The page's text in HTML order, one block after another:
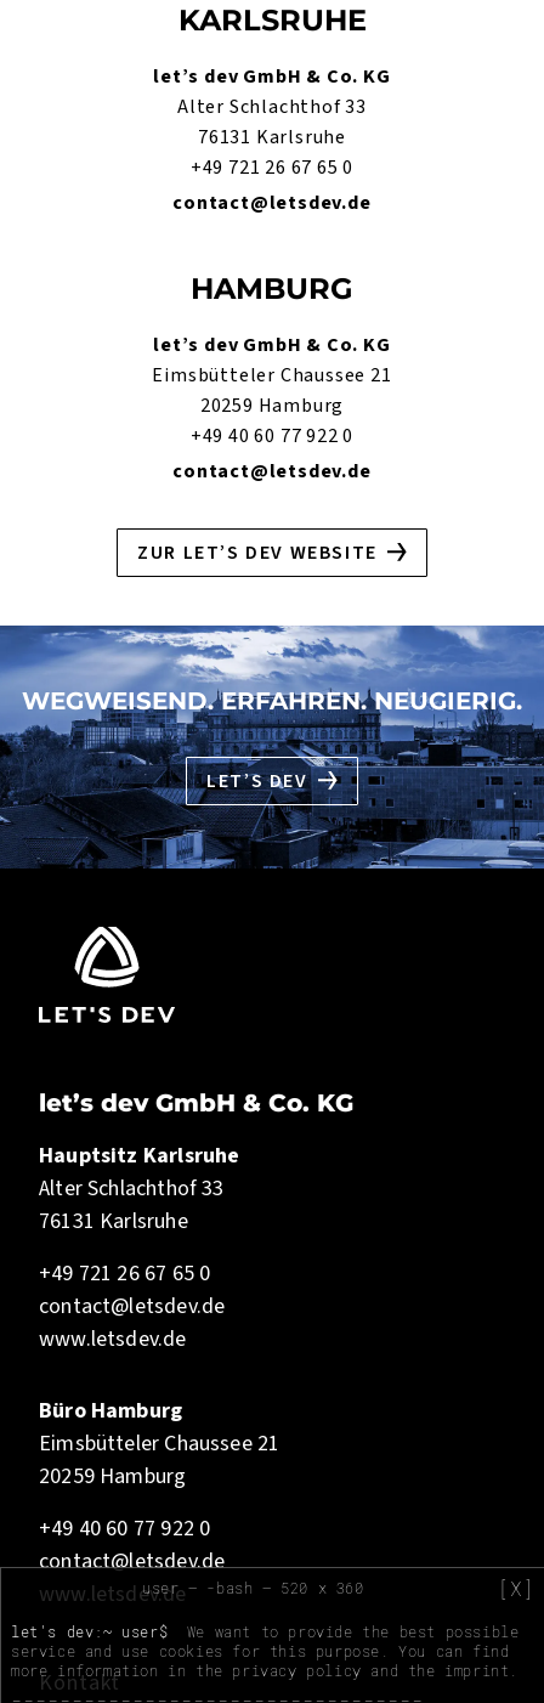
KARLSRUHE
let’s dev GmbH & Co. KG
Alter Schlachthof 33
76131 Karlsruhe
+49 721 26 67 65 0
contact@letsdev.de
HAMBURG
let’s dev GmbH & Co. KG
Eimsbütteler Chaussee 21
20259 Hamburg
+49 40 60 77 922 0
contact@letsdev.de
ZUR LET’S DEV WEBSITE
WEGWEISEND. ERFAHREN. NEUGIERIG.
LET’S DEV
user — -bash — 520 x 360 [X]
let's dev:~ user$
We want to provide the best possible
service and use cookies for this purpose. You can find
more information in the privacy policy and the imprint
let’s dev GmbH & Co. KG
Hauptsitz Karlsruhe
Alter Schlachthof 33
76131 Karlsruhe
+49 721 26 67 65 0
contact@letsdev.de
www.letsdev.de
Büro Hamburg
Eimsbütteler Chaussee 21
20259 Hamburg
+49 40 60 77 922 0
contact@letsdev.de
www.letsdev.de
Kontakt